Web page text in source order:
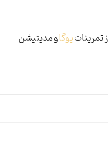
یوگاو مدیتیشن